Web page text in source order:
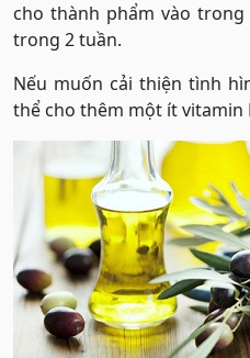
cho thành phẩm vào
trong 2 tuần.
Nếu muốn cải thiện tình
thể cho thêm một ít vitamin